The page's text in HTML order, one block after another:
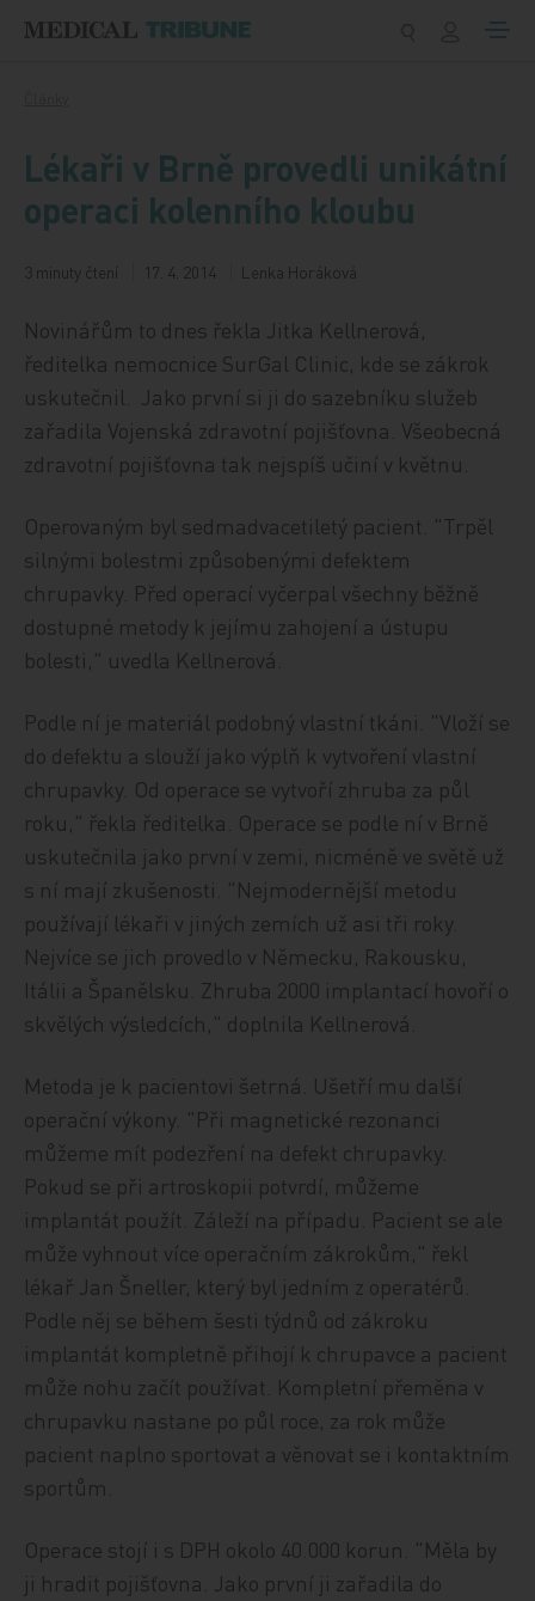
Lékaři v Brně provedli unikátní
operaci kolenního kloubu
3 minuty čtení 17. 4. 2014 Lenka Horáková
Novinářům to dnes řekla Jitka Kellnerová,
ředitelka nemocnice SurGal Clinic, kde se zákrok
uskutečnil. Jako první si ji do sazebníku služeb
zařadila Vojenská zdravotní pojišťovna. Všeobecná
zdravotní pojišťovna tak nejspíš učiní v květnu.
Operovaným byl sedmadvacetiletý pacient. "Trpěl
silnými bolestmi způsobenými defektem
chrupavky. Před operací vyčerpal všechny běžně
dostupné metody k jejímu zahojení a ústupu
bolesti," uvedla Kellnerová.
Podle ní je materiál podobný vlastní tkáni. "Vloží se
do defektu a slouží jako výplň k vytvoření vlastní
chrupavky. Od operace se vytvoří zhruba za půl
roku," řekla ředitelka. Operace se podle ní v Brně
uskutečnila jako první v zemi, nicméně ve světě už
s ní mají zkušenosti. "Nejmodernější metodu
používají lékaři v jiných zemích už asi tři roky.
Nejvíce se jich provedlo v Německu, Rakousku,
Itálii a Španělsku. Zhruba 2000 implantací hovoří o
skvělých výsledcích," doplnila Kellnerová.
Metoda je k pacientovi šetrná. Ušetří mu další
operační výkony. "Při magnetické rezonanci
můžeme mít podezření na defekt chrupavky.
Pokud se při artroskopii potvrdí, můžeme
implantát použít. Záleží na případu. Pacient se ale
může vyhnout více operačním zákrokům," řekl
lékař Jan Šneller, který byl jedním z operatérů.
Podle něj se během šesti týdnů od zákroku
implantát kompletně přihojí k chrupavce a pacient
může nohu začít používat. Kompletní přeměna v
chrupavku nastane po půl roce, za rok může
pacient naplno sportovat a věnovat se i kontaktním
sportům.
Operace stojí i s DPH okolo 40.000 korun. "Měla by
ji hradit pojišťovna. Jako první ji zařadila do